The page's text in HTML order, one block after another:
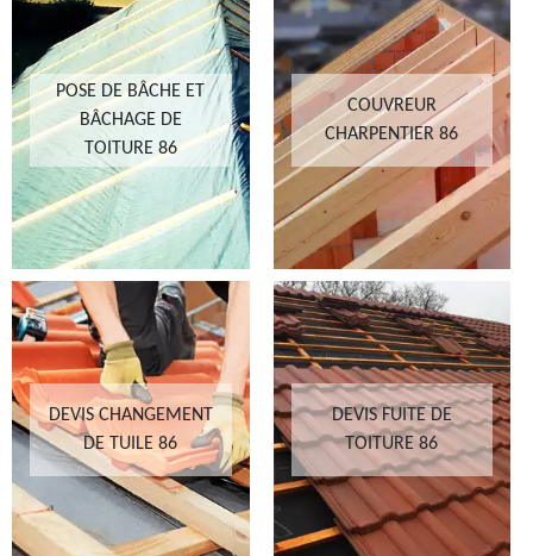
POSE DE BÂCHE ET
BÂCHAGE DE
TOITURE 86
COUVREUR
CHARPENTIER 86
DEVIS CHANGEMENT
DE TUILE 86
DEVIS FUITE DE
TOITURE 86